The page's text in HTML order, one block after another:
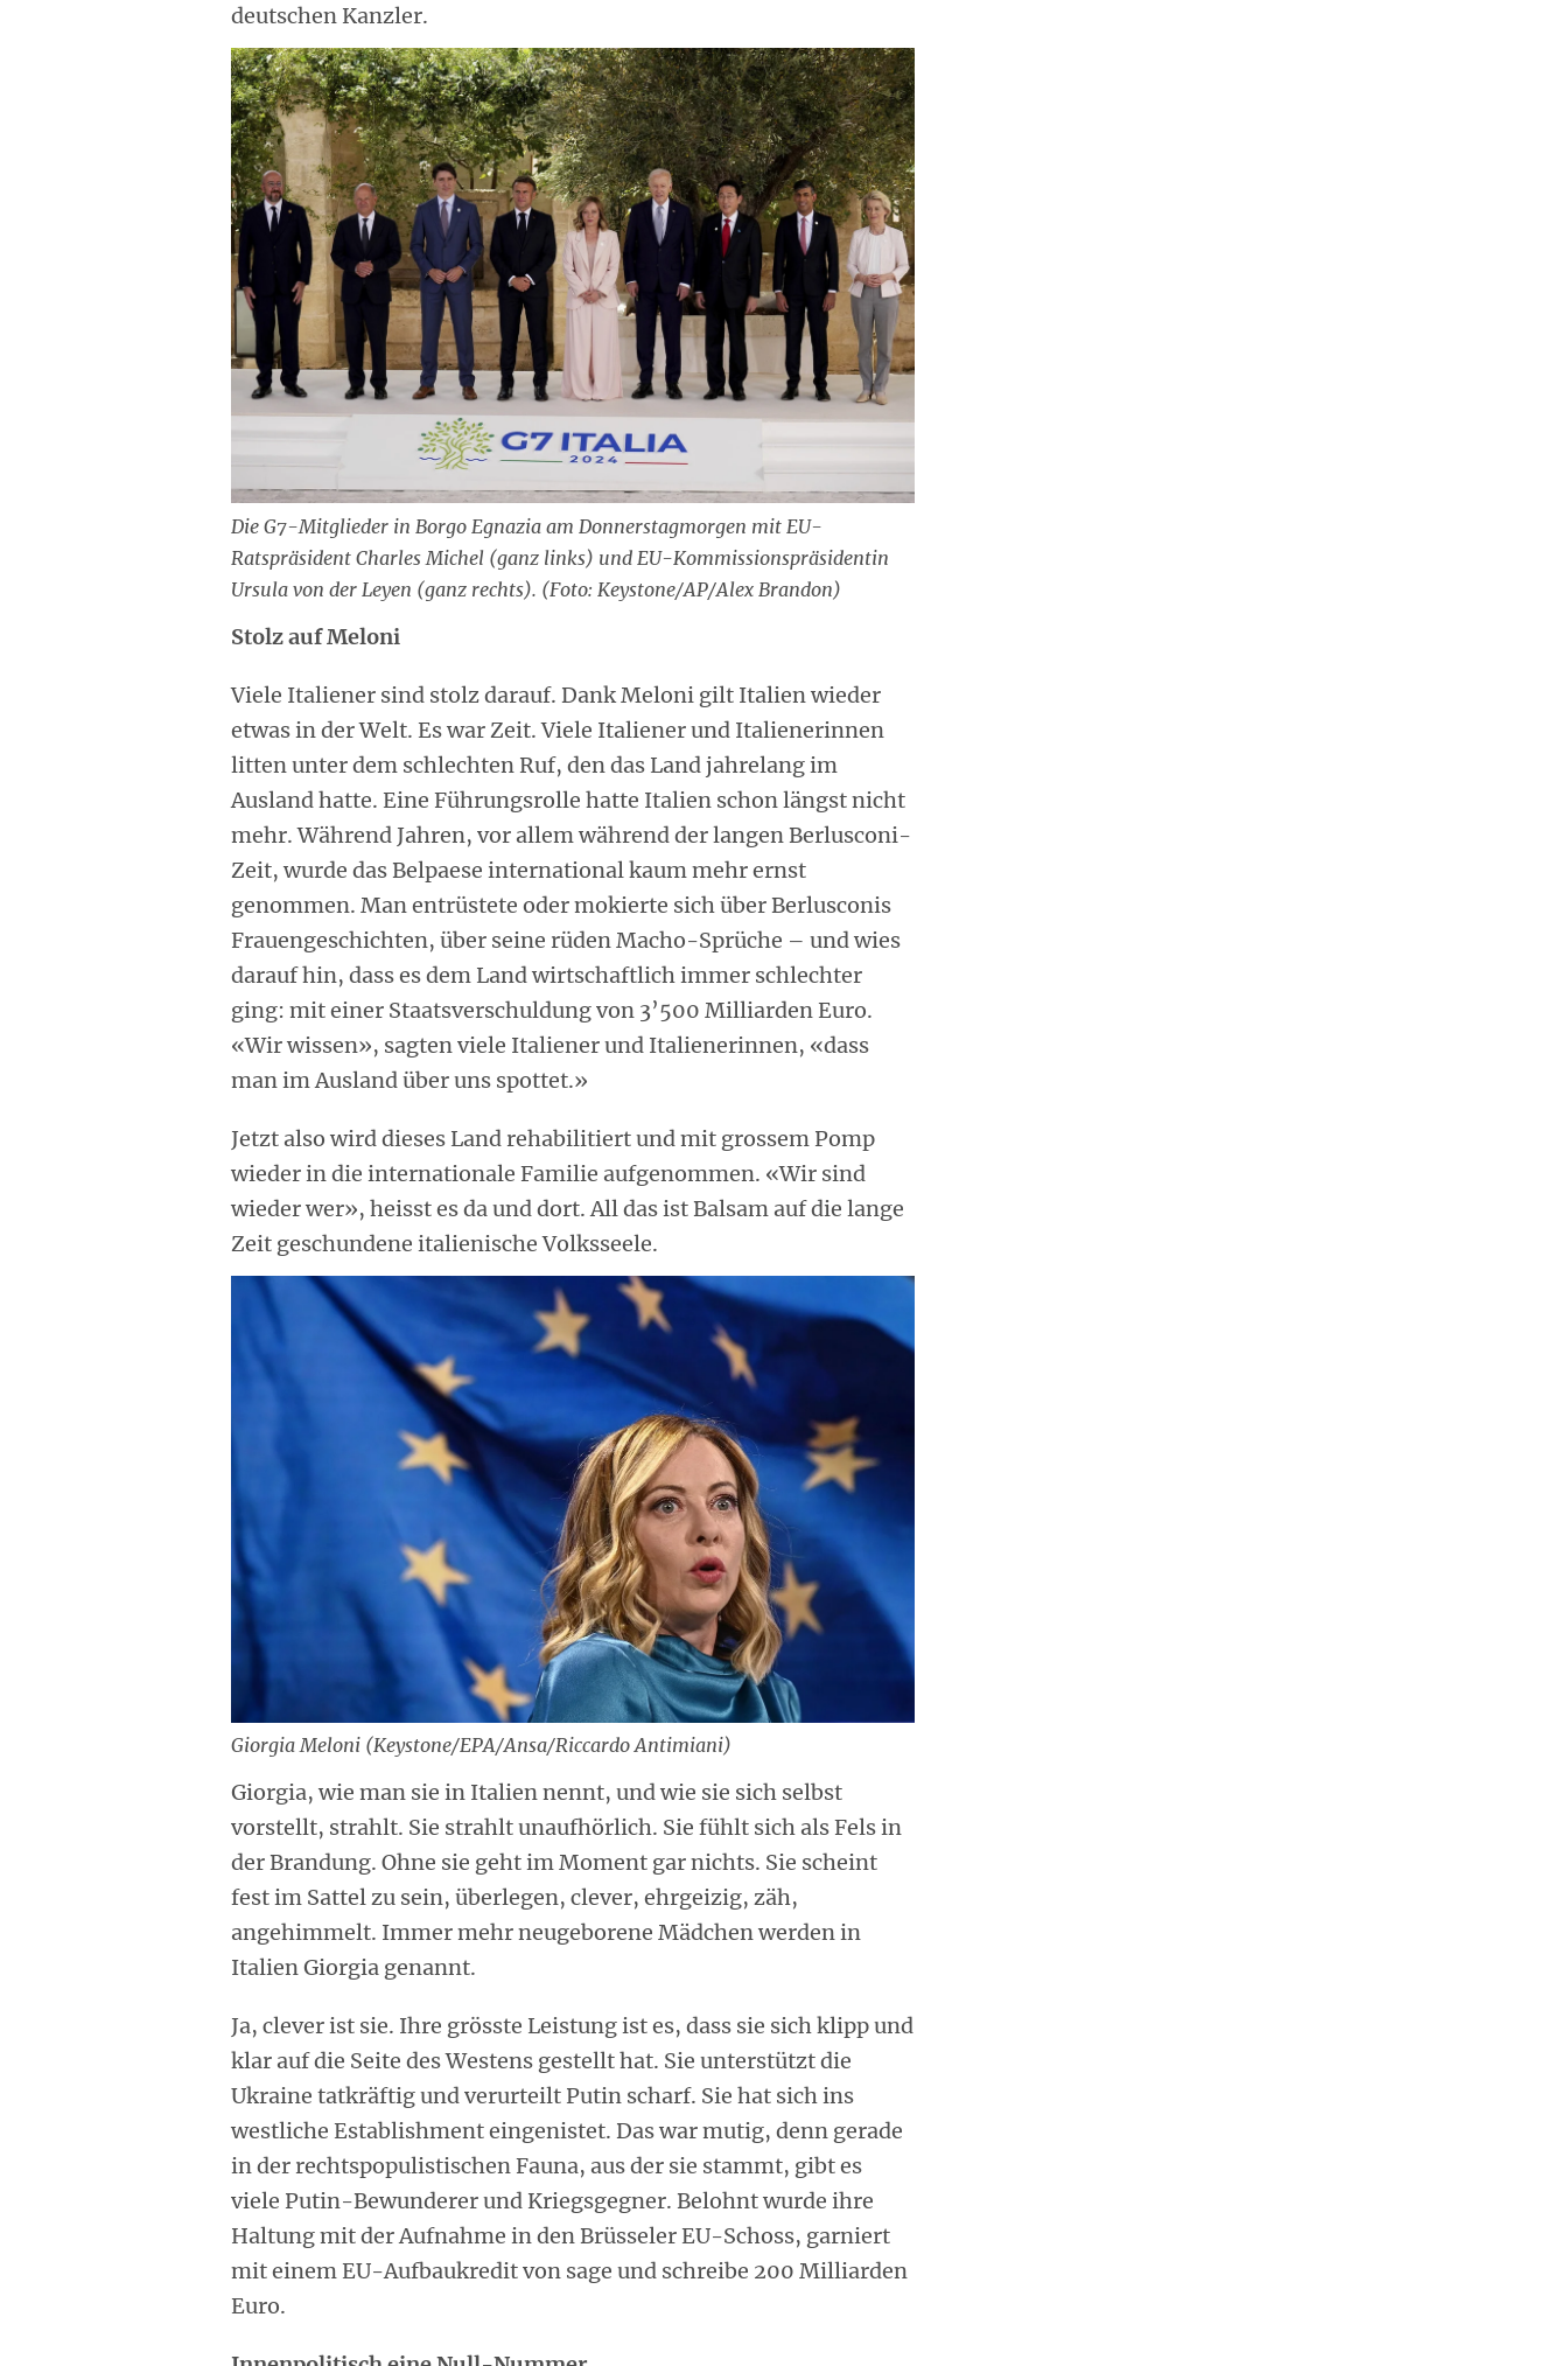
deutschen Kanzler.
Die G7-Mitglieder in Borgo Egnazia am Donnerstagmorgen mit EU-
Ratspräsident Charles Michel (ganz links) und EU-Kommissionspräsidentin
Ursula von der Leyen (ganz rechts). (Foto: Keystone/AP/Alex Brandon)
Stolz auf Meloni
Viele Italiener sind stolz darauf. Dank Meloni gilt Italien wieder
etwas in der Welt. Es war Zeit. Viele Italiener und Italienerinnen
litten unter dem schlechten Ruf, den das Land jahrelang im
Ausland hatte. Eine Führungsrolle hatte Italien schon längst nicht
mehr. Während Jahren, vor allem während der langen Berlusconi-
Zeit, wurde das Belpaese international kaum mehr ernst
genommen. Man entrüstete oder mokierte sich über Berlusconis
Frauengeschichten, über seine rüden Macho-Sprüche – und wies
darauf hin, dass es dem Land wirtschaftlich immer schlechter
ging: mit einer Staatsverschuldung von 3’500 Milliarden Euro.
«Wir wissen», sagten viele Italiener und Italienerinnen, «dass
man im Ausland über uns spottet.»
Jetzt also wird dieses Land rehabilitiert und mit grossem Pomp
wieder in die internationale Familie aufgenommen. «Wir sind
wieder wer», heisst es da und dort. All das ist Balsam auf die lange
Zeit geschundene italienische Volksseele.
Giorgia Meloni (Keystone/EPA/Ansa/Riccardo Antimiani)
Giorgia, wie man sie in Italien nennt, und wie sie sich selbst
vorstellt, strahlt. Sie strahlt unaufhörlich. Sie fühlt sich als Fels in
der Brandung. Ohne sie geht im Moment gar nichts. Sie scheint
fest im Sattel zu sein, überlegen, clever, ehrgeizig, zäh,
angehimmelt. Immer mehr neugeborene Mädchen werden in
Italien Giorgia genannt.
Ja, clever ist sie. Ihre grösste Leistung ist es, dass sie sich klipp und
klar auf die Seite des Westens gestellt hat. Sie unterstützt die
Ukraine tatkräftig und verurteilt Putin scharf. Sie hat sich ins
westliche Establishment eingenistet. Das war mutig, denn gerade
in der rechtspopulistischen Fauna, aus der sie stammt, gibt es
viele Putin-Bewunderer und Kriegsgegner. Belohnt wurde ihre
Haltung mit der Aufnahme in den Brüsseler EU-Schoss, garniert
mit einem EU-Aufbaukredit von sage und schreibe 200 Milliarden
Euro.